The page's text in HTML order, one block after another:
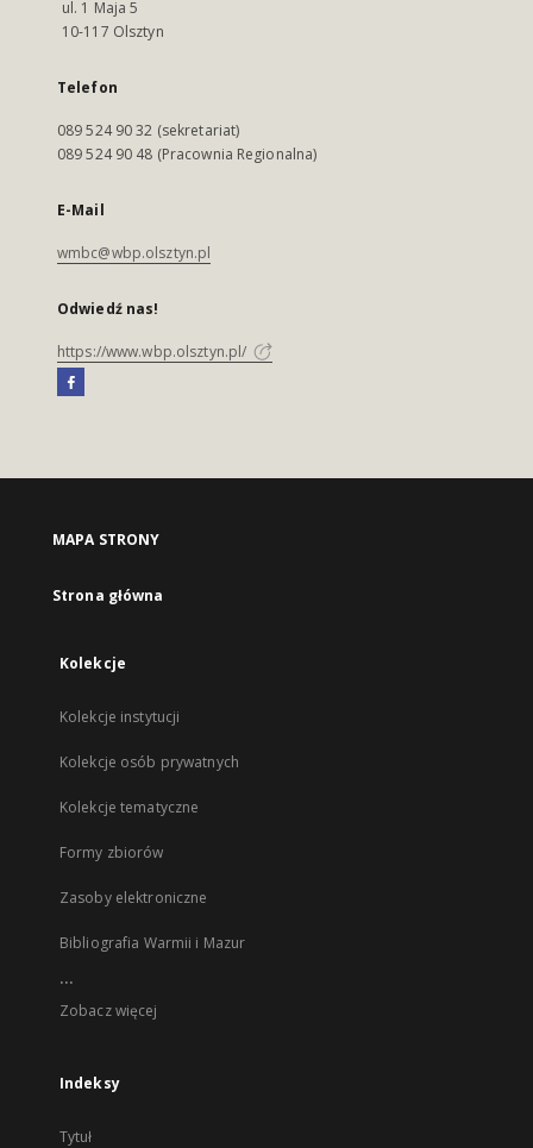
ul. 1 Maja 5
10-117 Olsztyn
Telefon
089 524 90 32 (sekretariat)
089 524 90 48 (Pracownia Regionalna)
E-Mail
wmbc@wbp.olsztyn.pl
Odwiedź nas!
https://www.wbp.olsztyn.pl/
MAPA STRONY
Strona główna
Kolekcje
Kolekcje instytucji
Kolekcje osób prywatnych
Kolekcje tematyczne
Formy zbiorów
Zasoby elektroniczne
Bibliografia Warmii i Mazur
...
Zobacz więcej
Indeksy
Tytuł